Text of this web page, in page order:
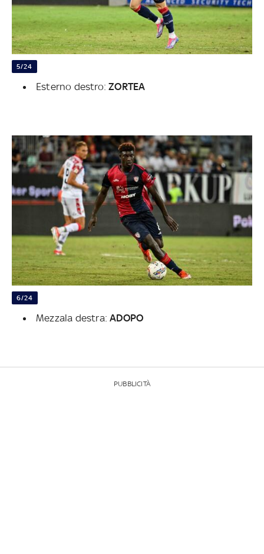
5/24
Esterno destro:ZORTEA
6/24
Mezzala destra:ADOPO
PUBBLICITÀ